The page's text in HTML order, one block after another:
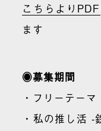
こちらよりPDF
ます
◉募集期間
・フリーテー
・私の推し活